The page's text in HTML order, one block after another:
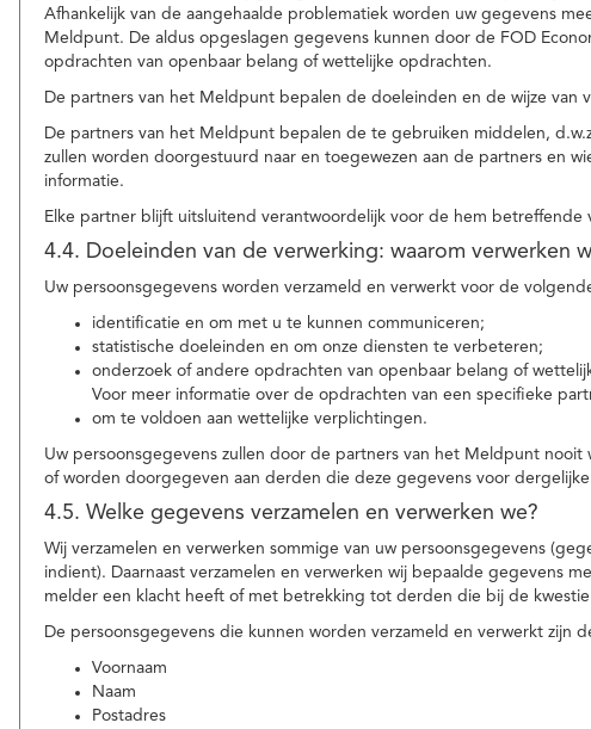
Afhankelijk van de aangehaalde problematiek worden uw gegevens
Meldpunt. De aldus opgeslagen gegevens kunnen door de FOD
opdrachten van openbaar belang of wettelijke opdrachten.
De partners van het Meldpunt bepalen de doeleinden en de wijze van
De partners van het Meldpunt bepalen de te gebruiken middelen,
zullen worden doorgestuurd naar en toegewezen aan de partners en
informatie.
Elke partner blijft uitsluitend verantwoordelijk voor de hem
4.4. Doeleinden van de verwerking: waarom verwerken
Uw persoonsgegevens worden verzameld en verwerkt voor de
identificatie en om met u te kunnen communiceren;
statistische doeleinden en om onze diensten te verbeteren;
onderzoek of andere opdrachten van openbaar belang of
Voor meer informatie over de opdrachten van een specifieke
om te voldoen aan wettelijke verplichtingen.
Uw persoonsgegevens zullen door de partners van het Meldpunt
of worden doorgegeven aan derden die deze gegevens voor
4.5. Welke gegevens verzamelen en verwerken we?
Wij verzamelen en verwerken sommige van uw persoonsgegevens
indient). Daarnaast verzamelen en verwerken wij bepaalde gegevens
melder een klacht heeft of met betrekking tot derden die bij de
De persoonsgegevens die kunnen worden verzameld en verwerkt zijn
Voornaam
Naam
Postadres